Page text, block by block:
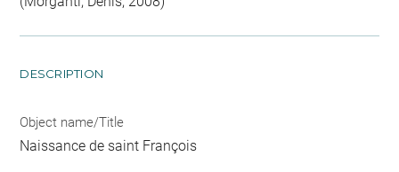
DESCRIPTION
Object name/Title
Naissance de saint François